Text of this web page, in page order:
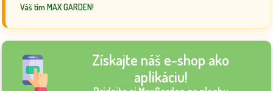
Váš tím MAX GARDEN!
Získajte náš e-shop ako
aplikáciu!